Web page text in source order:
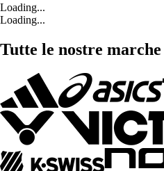
Loading...
Loading...
Tutte le nostre marche